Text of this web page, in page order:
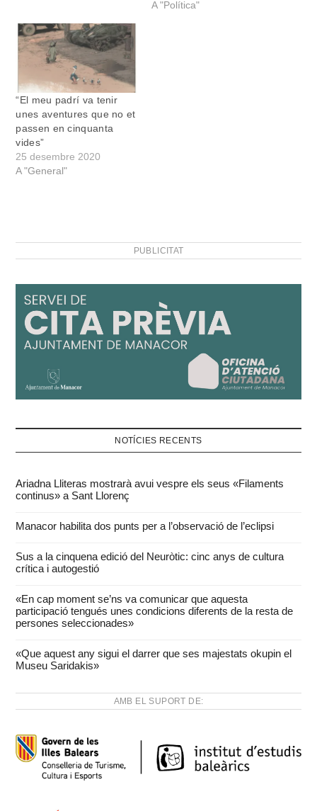
capità Bayo, venien per
A "Política"
“El meu padrí va tenir
unes aventures que no et
passen en cinquanta
vides”
25 desembre 2020
A "General"
PUBLICITAT
NOTÍCIES RECENTS
Ariadna Lliteras mostrarà avui vespre els seus «Filaments
continus» a Sant Llorenç
Manacor habilita dos punts per a l’observació de l’eclipsi
Sus a la cinquena edició del Neuròtic: cinc anys de cultura
crítica i autogestió
«En cap moment se’ns va comunicar que aquesta
participació tengués unes condicions diferents de la resta de
persones seleccionades»
«Que aquest any sigui el darrer que ses majestats okupin el
Museu Saridakis»
AMB EL SUPORT DE: